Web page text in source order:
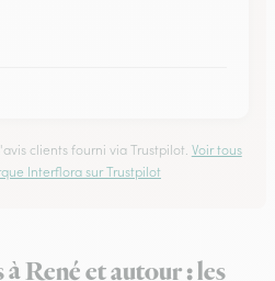
clients fourni via Trustpilot. Voir tous
Interflora sur Trustpilot
René et autour : les